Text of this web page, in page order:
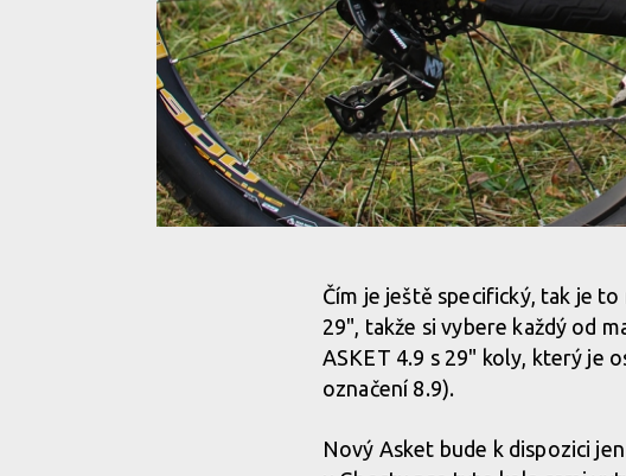
Ghost Asket 4.9 AL - pohon 1x11 od Sramu
Čím je ještě specifický, tak je
29", takže si vybere každý od
ASKET 4.9 s 29" koly, který je
označení 8.9).
Nový Asket bude k dispozici